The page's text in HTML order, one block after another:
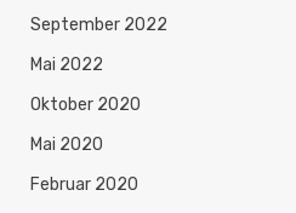
September 2022
Mai 2022
Oktober 2020
Mai 2020
Februar 2020